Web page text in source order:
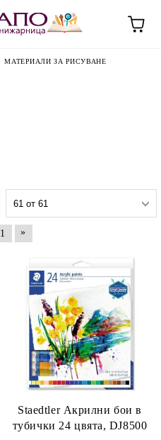
МАТЕРИАЛИ ЗА РИСУВАНЕ
1 »
Staedtler Акрилни бои в
тубички 24 цвята, DJ8500